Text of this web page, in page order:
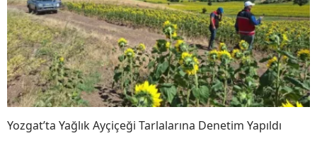
Yozgat’ta Yağlık Ayçiçeği Tarlalarına Denetim Yapıldı